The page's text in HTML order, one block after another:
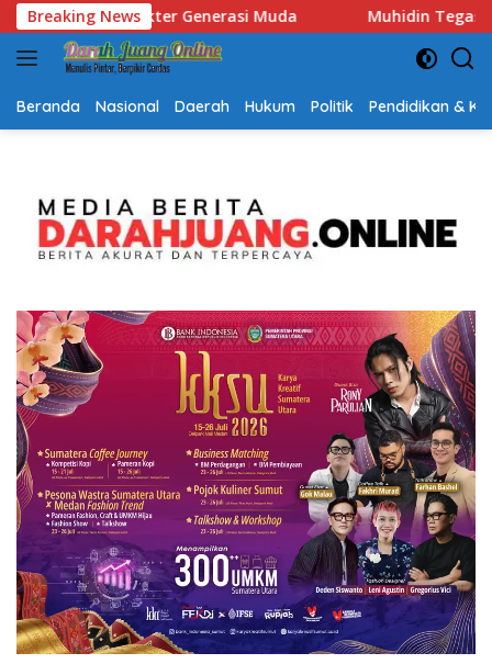
Langsung
ke
konten
Breaking News
Muhidin Tegaskan Penempatan Pejabat Kalsel Berbasis
Beranda Nasional Daerah Hukum Politik Pendidikan &